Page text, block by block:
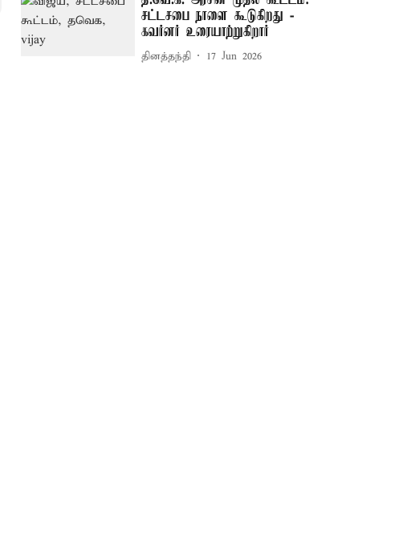
சட்டசபை நாளை கூடுகிறது -
கவர்னர் உரையாற்றுகிறார்
தினத்தந்தி 17 Jun 2026